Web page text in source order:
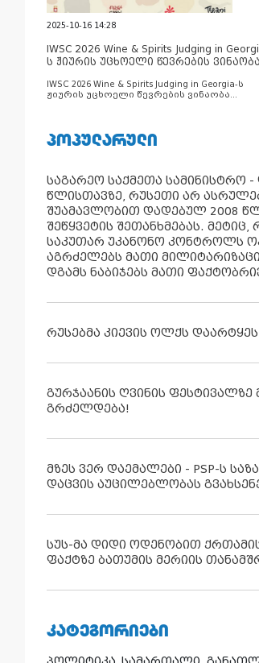
2025-10-16 14:28
IWSC 2026 Wine & Spirits Judging in
ს ჟიურის უცხოელი წევრების ვინაობა
IWSC 2026 Wine & Spirits Judging in Georgia-ს
ჟიურის უცხოელი წევრების ვინაობა
ᲞᲝᲞᲣᲚᲐᲠᲣᲚᲘ
საგარეო საქმეთა სამინისტრო -
წლისთავზე, რუსეთი არ
შუამავლობით დადებულ 2008
შეწყვეტის შეთანხმებას.
საკუთარ უკანონო კონტროლს
აგრძელებს მათი
დგამს ნაბიჯებს მათი
რუსებმა კიევის ოლქს
გურჯაანის ღვინის
გრძელდება!
მზეს ვერ დაემალები - PSP-ს
დაცვის აუცილებლობას
სუს-მა დიდი ოდენობით
ფაქტზე ბათუმის მერიის
ᲙᲐᲢᲔᲒᲝᲠᲘᲔᲑᲘ